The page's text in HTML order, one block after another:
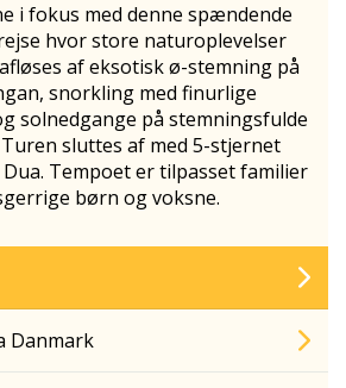
i fokus med denne spændende
hvor store naturoplevelser
af eksotisk ø-stemning på
snorkling med finurlige
solnedgange på stemningsfulde
sluttes af med 5-stjernet
Tempoet er tilpasset familier
børn og voksne.
Danmark